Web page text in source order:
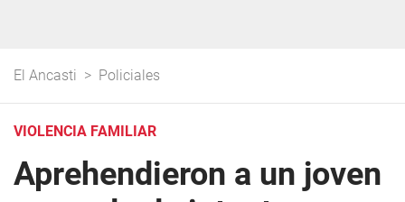
El Ancasti > Policiales
VIOLENCIA FAMILIAR
Aprehendieron a un joven